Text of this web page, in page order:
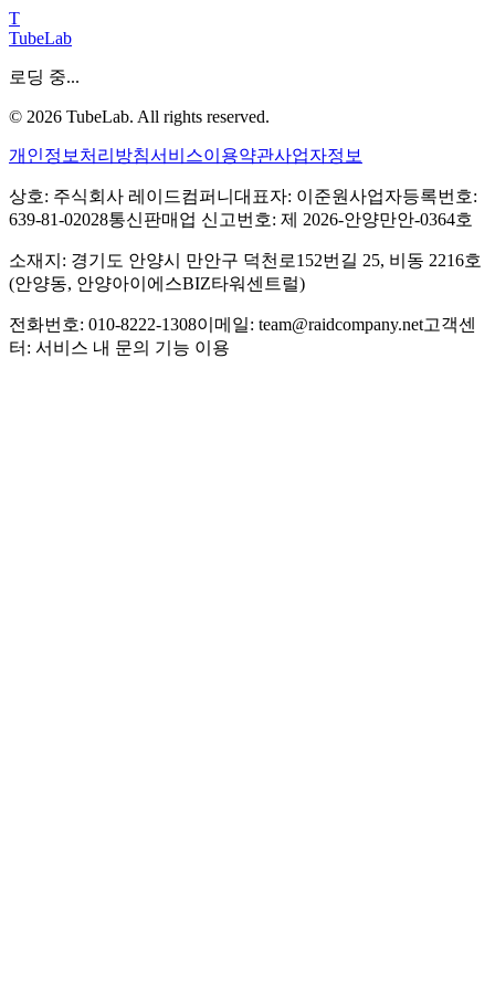
T
TubeLab
로딩 중...
© 2026 TubeLab. All rights reserved.
개인정보처리방침서비스이용약관사업자정보
상호: 주식회사 레이드컴퍼니 대표자: 이준원사업자등록번호:
639-81-02028통신판매업 신고번호: 제 2026-안양만안-0364호
소재지: 경기도 안양시 만안구 덕천로152번길 25, 비동 2216호
(안양동, 안양아이에스BIZ타워센트럴)
전화번호: 010-8222-1308이메일: team@raidcompany.net고객센
터: 서비스 내 문의 기능 이용